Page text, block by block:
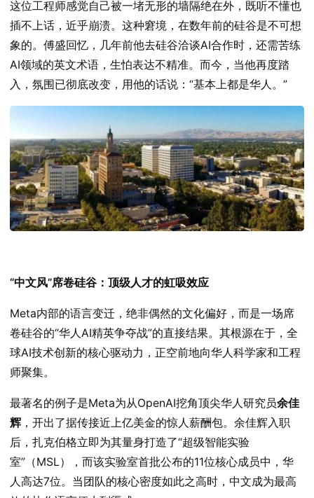
这位工程师感觉自己被一堵无形的墙隔绝在外，既听不懂也
插不上话，近乎崩溃。这种窘境，在数年前的硅谷是不可想
象的。傅盛回忆，几年前他去硅谷洽谈AI合作时，还需苦练
AI领域的英文术语，生怕表达不精准。而今，当他再度踏
入，氛围已彻底改变，用他的话说：“基本上都是华人。”
“中文风”席卷硅谷：顶级人才的虹吸效应
Meta内部的语言变迁，绝非偶然的文化偏好，而是一场席
卷硅谷的“华人AI精英争夺战”的直接结果。其根源在于，全
球AI技术创新的核心驱动力，正空前地向华人科学家和工程
师聚集。
最著名的例子是Meta为从OpenAI挖角顶尖华人研究员余佳
辉 ，开出了据传接近上亿美金的惊人薪酬包。余佳辉入职
后，扎克伯格立即为其量身打造了“超级智能实验
室”（MSL），而该实验室首批公布的11位核心成员中，华
人高达7位。当团队的核心密度如此之高时，中文成为最高